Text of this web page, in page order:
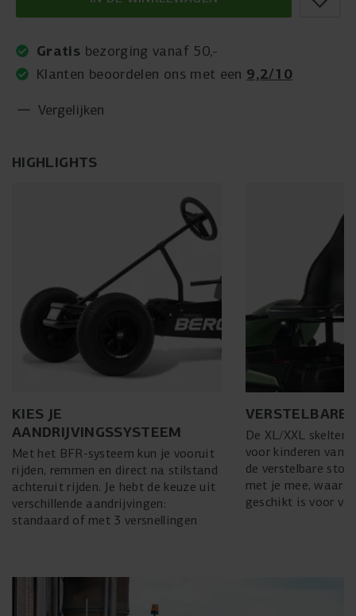
HIGHLIGHTS
KIES JE
AANDRIJVINGSSYSTEEM
Met het BFR-systeem kun je vooruit
rijden, remmen en direct na stilstand
achteruit rijden. Je hebt de keuze uit
verschillende aandrijvingen:
standaard of met 3 versnellingen
VERSTELBARE
De XL/XXL
voor kinderen
de verstelbare
met je mee,
geschikt is voor
Gratis bezorging vanaf 50,-
Klanten beoordelen ons met een 9,2/10
Vergelijken